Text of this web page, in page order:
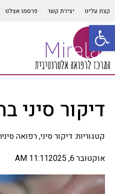
פתח סרגל נגישות
קצת עלינו יצירת קשר פרסמו אצלנו
דיקור סיני
קטגוריות: דיקור סיני,רפואה
אוקטובר 6, 2025
11:11 AM